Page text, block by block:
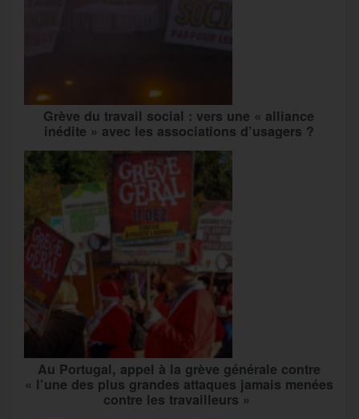
Grève du travail social : vers une « alliance
inédite » avec les associations d’usagers ?
Au Portugal, appel à la grève générale contre
« l’une des plus grandes attaques jamais menées
contre les travailleurs »